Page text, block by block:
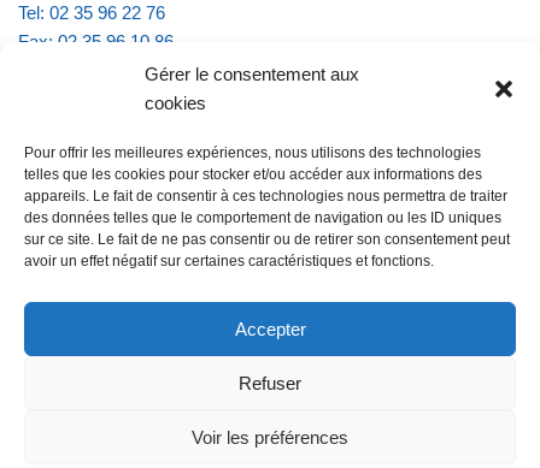
Gérer le consentement aux
cookies
Pour offrir les meilleures expériences, nous utilisons des technologies
telles que les cookies pour stocker et/ou accéder aux informations des
appareils. Le fait de consentir à ces technologies nous permettra de traiter
des données telles que le comportement de navigation ou les ID uniques
sur ce site. Le fait de ne pas consentir ou de retirer son consentement peut
avoir un effet négatif sur certaines caractéristiques et fonctions.
Accepter
Refuser
Voir les préférences
Tel: 02 35 96 22 76
Fax: 02 35 96 10 86
Email : mairie.vattevillelarue@wanadoo.fr
lundi et jeudi de 9h à 11h30
mardi et vendredi de 16h à 18h30
@Vatteville-la-rue mentions légales